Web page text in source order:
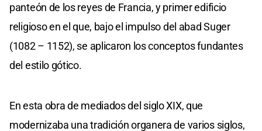
panteón de los reyes de Francia, y primer edificio
religioso en el que, bajo el impulso del abad Suger
(1082 – 1152), se aplicaron los conceptos fundantes
del estilo gótico.
En esta obra de mediados del siglo XIX, que
modernizaba una tradición organera de varios siglos,